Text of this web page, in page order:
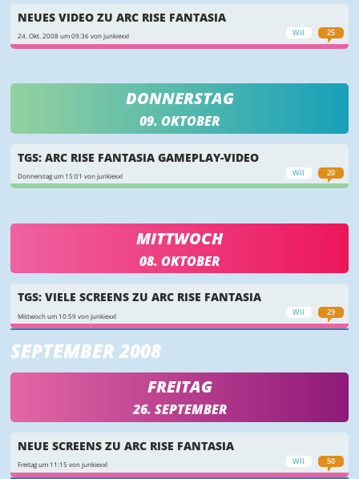
WII 25
NEUES VIDEO ZU ARC RISE FANTASIA
24. Okt. 2008 um 09:36 von junkiexxl
DONNERSTAG
09. OKTOBER
WII 20
TGS: ARC RISE FANTASIA GAMEPLAY-VIDEO
Donnerstag um 15:01 von junkiexxl
MITTWOCH
08. OKTOBER
WII 29
TGS: VIELE SCREENS ZU ARC RISE FANTASIA
Mittwoch um 10:59 von junkiexxl
SEPTEMBER 2008
FREITAG
26. SEPTEMBER
WII 50
NEUE SCREENS ZU ARC RISE FANTASIA
Freitag um 11:15 von junkiexxl